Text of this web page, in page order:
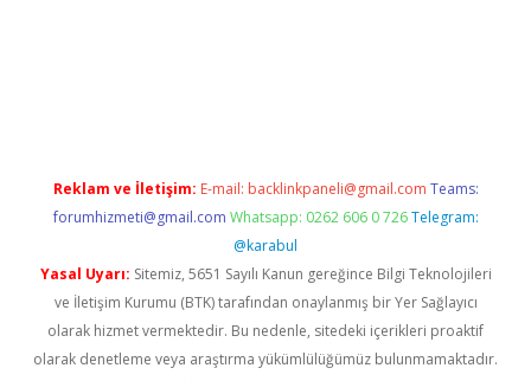
Reklam ve İletişim: E-mail: backlinkpaneli@gmail.com Teams:
forumhizmeti@gmail.com Whatsapp: 0262 606 0 726 Telegram:
@karabul
Yasal Uyarı: Sitemiz, 5651 Sayılı Kanun gereğince Bilgi Teknolojileri
ve İletişim Kurumu (BTK) tarafından onaylanmış bir Yer Sağlayıcı
olarak hizmet vermektedir. Bu nedenle, sitedeki içerikleri proaktif
olarak denetleme veya araştırma yükümlülüğümüz bulunmamaktadır.